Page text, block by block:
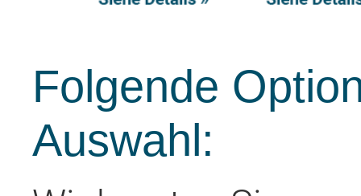
Folgende
Auswahl: